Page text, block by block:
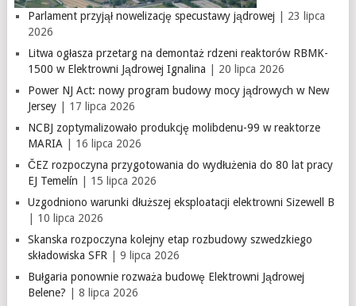
Parlament przyjął nowelizację specustawy jądrowej | 23 lipca
2026
Litwa ogłasza przetarg na demontaż rdzeni reaktorów RBMK-
1500 w Elektrowni Jądrowej Ignalina | 20 lipca 2026
Power NJ Act: nowy program budowy mocy jądrowych w New
Jersey| 17 lipca 2026
NCBJ zoptymalizowało produkcję molibdenu-99 w reaktorze
MARIA| 16 lipca 2026
ČEZ rozpoczyna przygotowania do wydłużenia do 80 lat pracy
EJ Temelín | 15 lipca 2026
Uzgodniono warunki dłuższej eksploatacji elektrowni Sizewell B
| 10 lipca 2026
Skanska rozpoczyna kolejny etap rozbudowy szwedzkiego
składowiska SFR| 9 lipca 2026
Bułgaria ponownie rozważa budowę Elektrowni Jądrowej
Belene? | 8 lipca 2026